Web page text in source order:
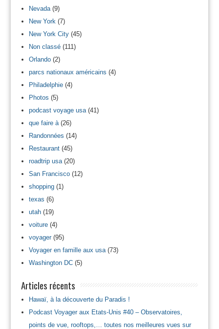
Nevada(9)
New York (7)
New York City(45)
Non classé(111)
Orlando(2)
parcs nationaux américains (4)
Philadelphie(4)
Photos (5)
podcast voyage usa(41)
que faire à(26)
Randonnées (14)
Restaurant(45)
roadtrip usa(20)
San Francisco(12)
shopping(1)
texas (6)
utah(19)
voiture(4)
voyager(95)
Voyager en famille aux usa(73)
Washington DC(5)
Articles récents
Hawaï, à la découverte du Paradis !
Podcast Voyager aux Etats-Unis #40 – Observatoires,
points de vue, rooftops,… toutes nos meilleures vues sur